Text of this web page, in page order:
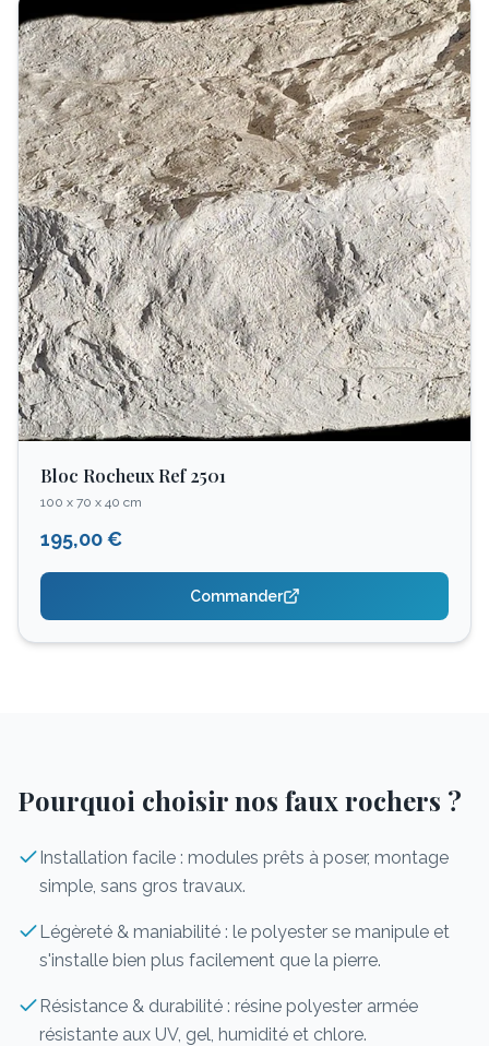
Bloc Rocheux Ref 2501
100 x 70 x 40 cm
195,00 €
Commander
Pourquoi choisir nos faux rochers ?
Installation facile : modules prêts à poser, montage
simple, sans gros travaux.
Légèreté & maniabilité : le polyester se manipule et
s'installe bien plus facilement que la pierre.
Résistance & durabilité : résine polyester armée
résistante aux UV, gel, humidité et chlore.